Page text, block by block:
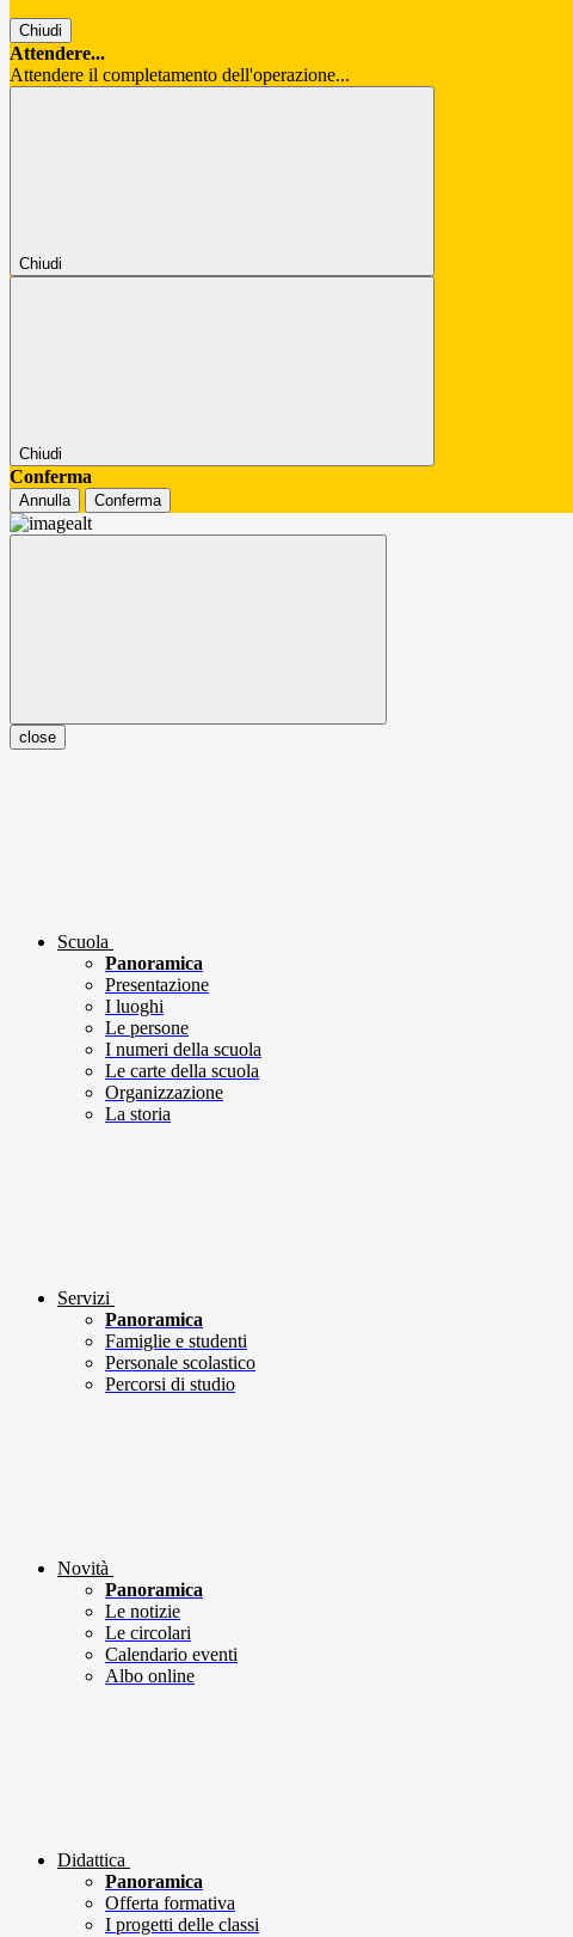
Chiudi
Attendere...
Attendere il completamento dell'operazione...
Chiudi
Chiudi
Conferma
Annulla Conferma
close
Scuola
Panoramica
Presentazione
I luoghi
Le persone
I numeri della scuola
Le carte della scuola
Organizzazione
La storia
Servizi
Panoramica
Famiglie e studenti
Personale scolastico
Percorsi di studio
Novità
Panoramica
Le notizie
Le circolari
Calendario eventi
Albo online
Didattica
Panoramica
Offerta formativa
I progetti delle classi